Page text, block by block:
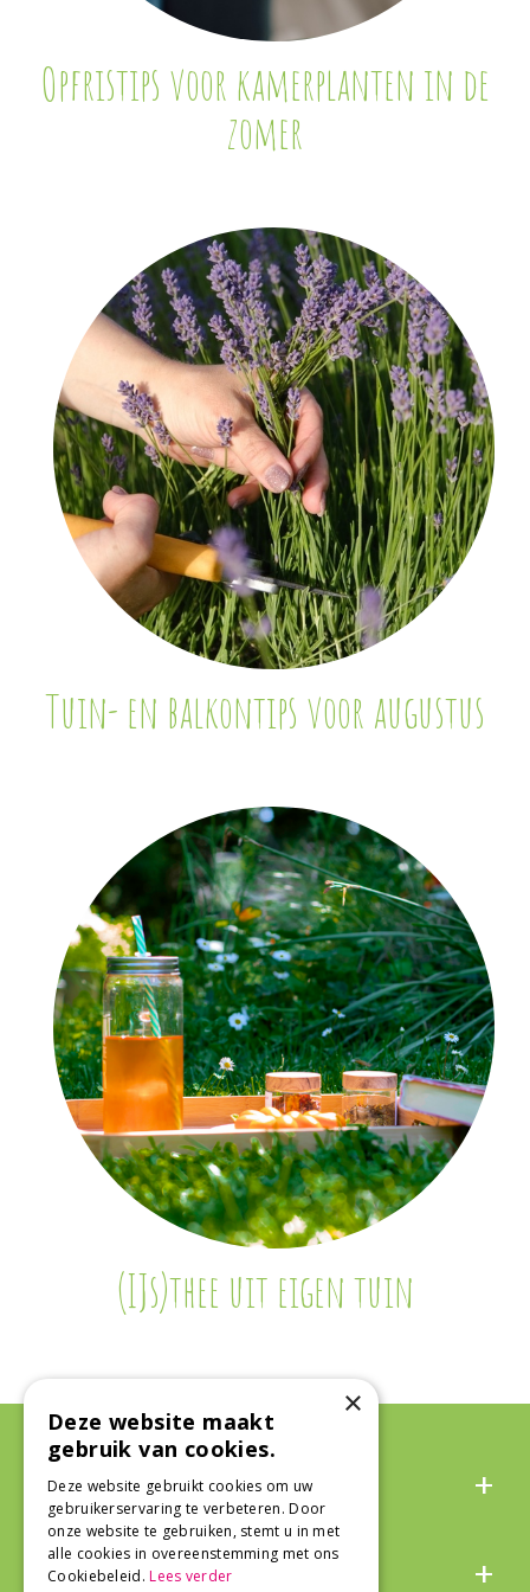
Opfristips voor kamerplanten in de
zomer
Tuin- en balkontips voor augustus
(IJs)thee uit eigen tuin
Algemeen
Over ons
×
Deze website maakt
gebruik van cookies.
Deze website gebruikt cookies om uw
gebruikerservaring te verbeteren. Door
onze website te gebruiken, stemt u in met
alle cookies in overeenstemming met ons
Cookiebeleid.Lees verder